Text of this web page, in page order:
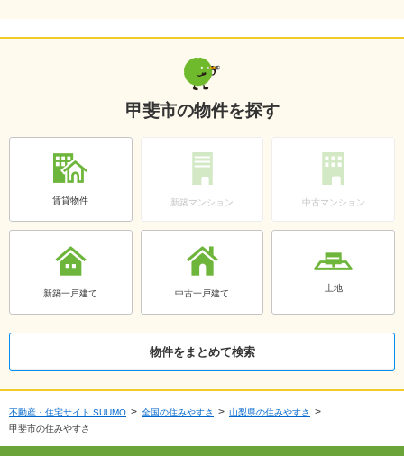
甲斐市の物件を探す
賃貸物件 新築マンション 中古マンション
新築一戸建て 中古一戸建て
土地
物件をまとめて検索
不動産・住宅サイト SUUMO 全国の住みやすさ
山梨県の住みやすさ
甲斐市の住みやすさ